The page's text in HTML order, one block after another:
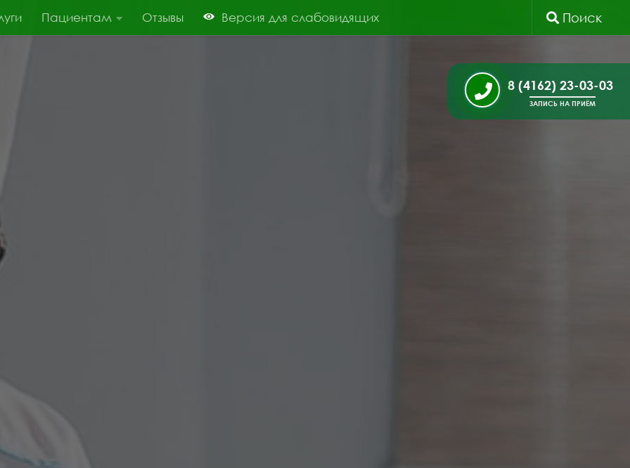
Пациентам Отзывы Версия для слабовидящих Поиск
8 (4162) 23-03-03
ЗАПИСЬ НА ПРИЁМ